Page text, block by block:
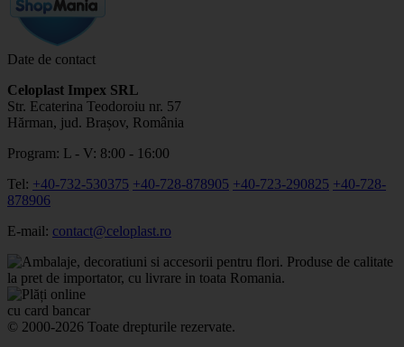
Date de contact
Celoplast Impex SRL
Str. Ecaterina Teodoroiu nr. 57
Hărman, jud. Brașov, România
Program: L - V: 8:00 - 16:00
Tel: +40-732-530375 +40-728-878905 +40-723-290825 +40-728-
878906
E-mail: contact@celoplast.ro
© 2000-2026 Toate drepturile rezervate.